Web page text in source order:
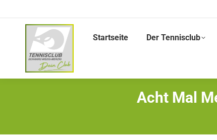
Startseite Der Tennisclub
Acht Mal